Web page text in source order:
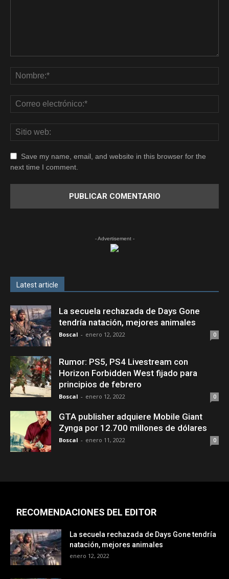
Save my name, email, and website in this browser for the
next time I comment.
- Advertisement -
Latest article
La secuela rechazada de Days Gone
tendría natación, mejores animales
Boscal - enero 12, 2022 0
Rumor: PS5, PS4 Livestream con
Horizon Forbidden West fijado para
principios de febrero
Boscal - enero 12, 2022 0
GTA publisher adquiere Mobile Giant
Zynga por 12.700 millones de dólares
Boscal - enero 11, 2022 0
RECOMENDACIONES DEL EDITOR
La secuela rechazada de Days Gone tendría
natación, mejores animales
enero 12, 2022